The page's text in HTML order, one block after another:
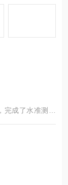
成了水准测量
测量模式内置仪
等等，让测量人